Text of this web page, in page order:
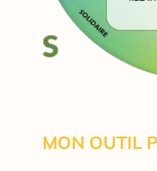
MON OUTIL